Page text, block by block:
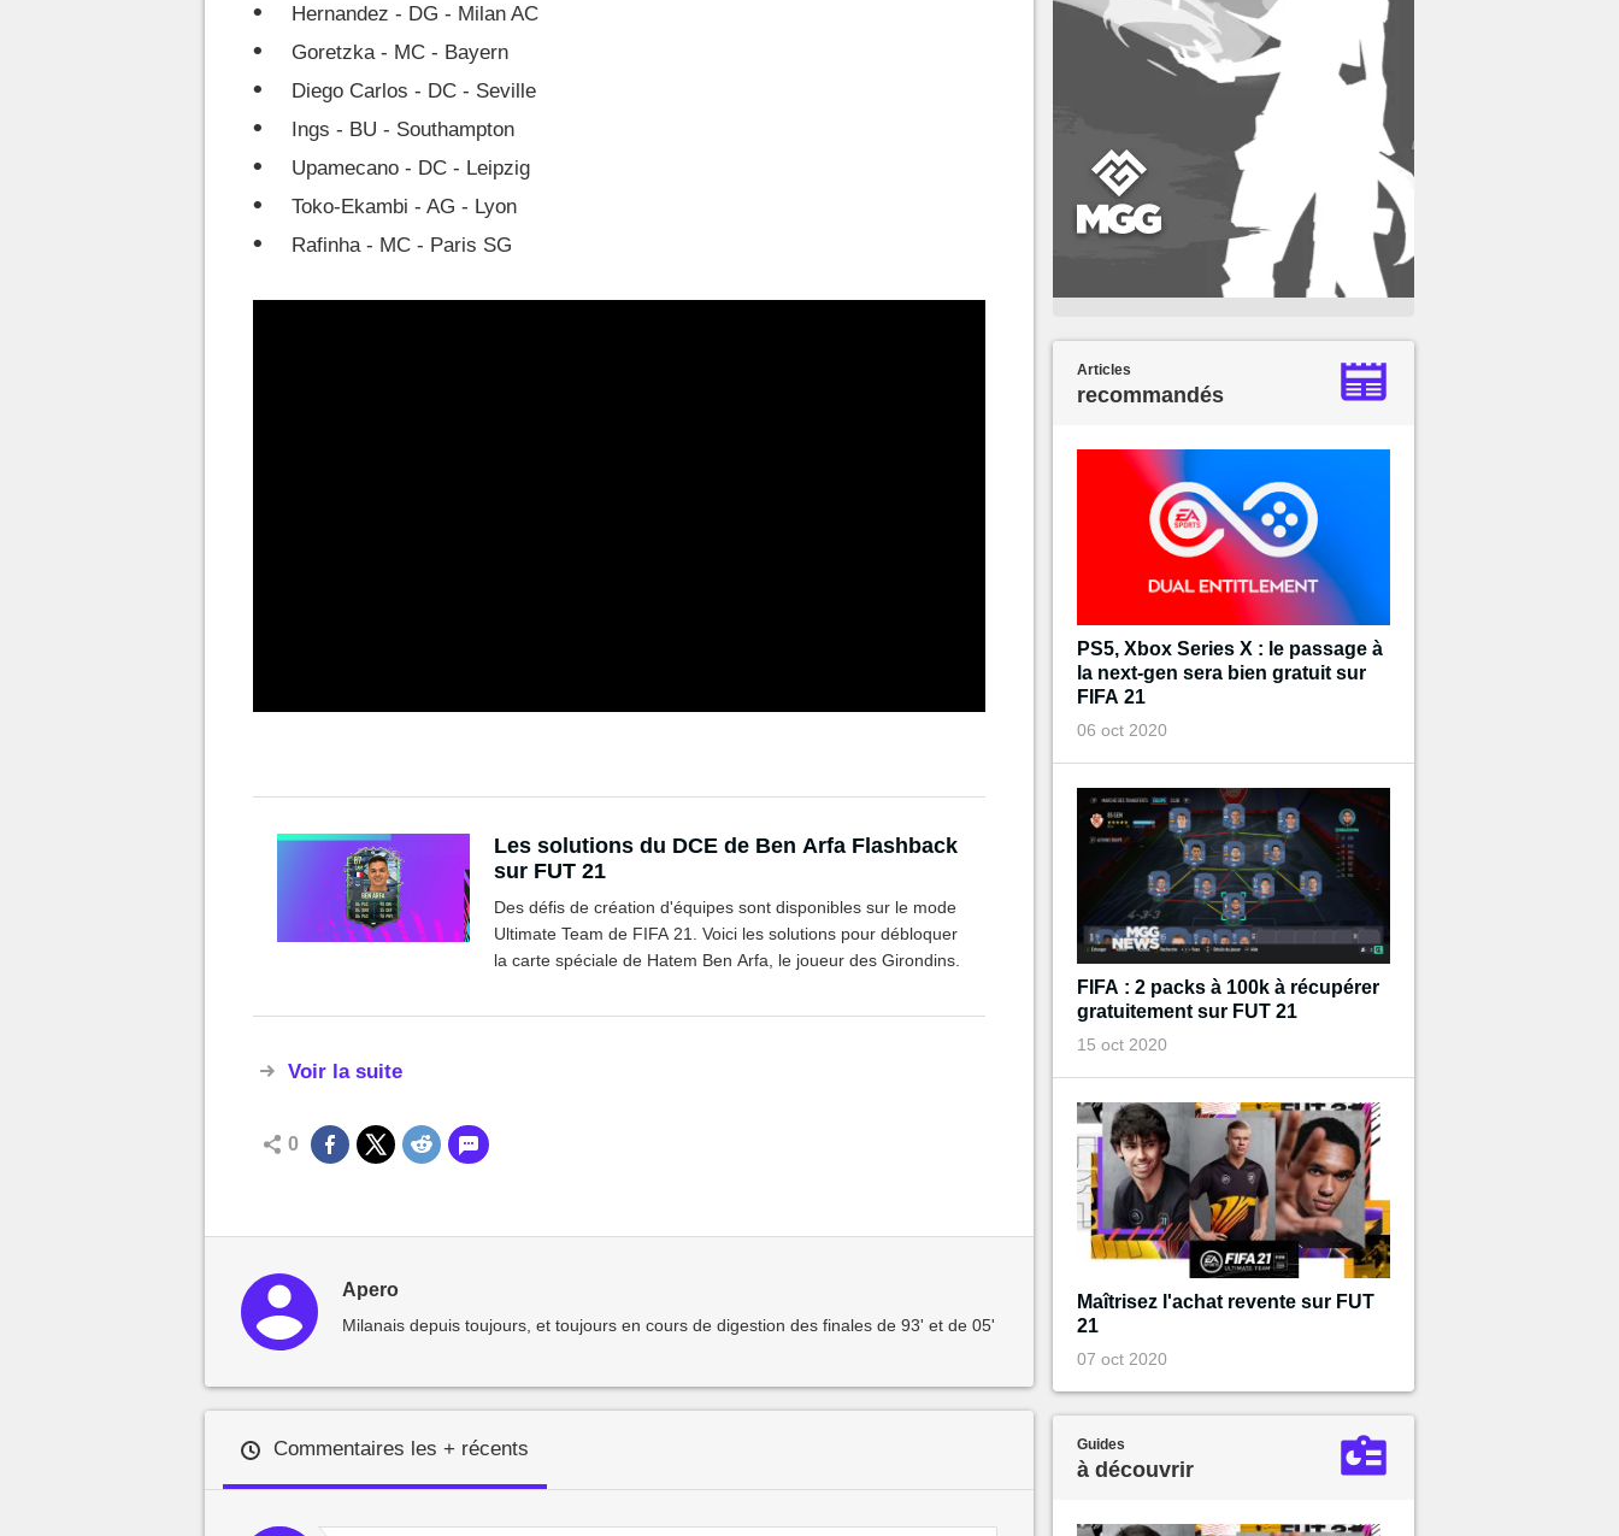
Hernandez - DG - Milan AC
Goretzka - MC - Bayern
Diego Carlos - DC - Seville
Ings - BU - Southampton
Upamecano - DC - Leipzig
Toko-Ekambi - AG - Lyon
Rafinha - MC - Paris SG
Les solutions du DCE de Ben Arfa Flashback
sur FUT 21
Des défis de création d'équipes sont disponibles sur le mode
Ultimate Team de FIFA 21. Voici les solutions pour débloquer
la carte spéciale de Hatem Ben Arfa, le joueur des Girondins.
Voir la suite
0
Apero
Milanais depuis toujours, et toujours en cours de digestion des finales de 93' et de 05'
Commentaires les + récents
Articles
recommandés
PS5, Xbox Series X : le passage à
la next-gen sera bien gratuit sur
FIFA 21
06 oct 2020
FIFA : 2 packs à 100k à récupérer
gratuitement sur FUT 21
15 oct 2020
Maîtrisez l'achat revente sur FUT
21
07 oct 2020
Guides
à découvrir